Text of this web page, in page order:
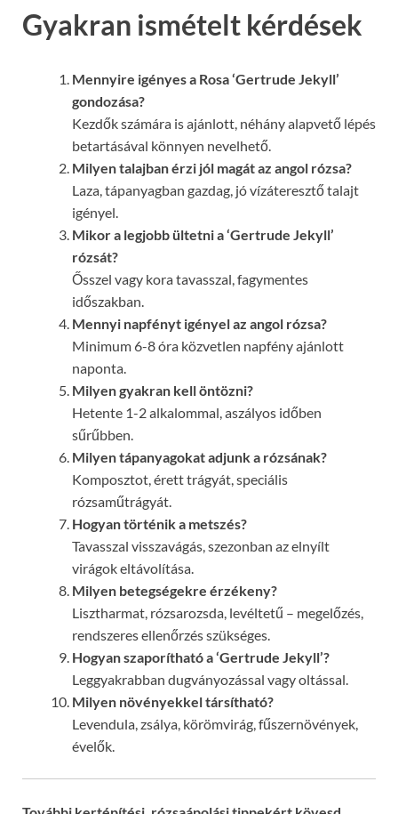
Gyakran ismételt kérdések
Mennyire igényes a Rosa ‘Gertrude Jekyll’
gondozása?
Kezdők számára is ajánlott, néhány alapvető lépés
betartásával könnyen nevelhető.
Milyen talajban érzi jól magát az angol rózsa?
Laza, tápanyagban gazdag, jó vízáteresztő talajt
igényel.
Mikor a legjobb ültetni a ‘Gertrude Jekyll’
rózsát?
Ősszel vagy kora tavasszal, fagymentes
időszakban.
Mennyi napfényt igényel az angol rózsa?
Minimum 6-8 óra közvetlen napfény ajánlott
naponta.
Milyen gyakran kell öntözni?
Hetente 1-2 alkalommal, aszályos időben
sűrűbben.
Milyen tápanyagokat adjunk a rózsának?
Komposztot, érett trágyát, speciális
rózsaműtrágyát.
Hogyan történik a metszés?
Tavasszal visszavágás, szezonban az elnyílt
virágok eltávolítása.
Milyen betegségekre érzékeny?
Lisztharmat, rózsarozsda, levéltetű – megelőzés,
rendszeres ellenőrzés szükséges.
Hogyan szaporítható a ‘Gertrude Jekyll’?
Leggyakrabban dugványozással vagy oltással.
Milyen növényekkel társítható?
Levendula, zsálya, körömvirág, fűszernövények,
évelők.